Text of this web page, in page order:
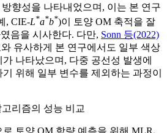
향성을 나타내었으며, 이는 본 연구
, CIE-L*a*b*)이 토양 OM 축적을 잘
음을 시사한다. 다만, Sonn 등(2022)
유사하게 본 연구에서도 일부 색상
나타났으며, 다중 공선성 발생에
위해 일부 변수를 제외하는 과정이
리즘의 성능 비교
토양 OM 함량 예측을 위해 MLR,